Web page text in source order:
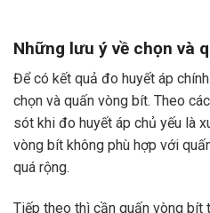
Những lưu ý về chọn và
Để có kết quả đo huyết áp
chọn và quấn vòng bít. Theo
sót khi đo huyết áp chủ yếu là
vòng bít không phù hợp với
quá rộng.
Tiếp theo thì cần quấn vòng bít